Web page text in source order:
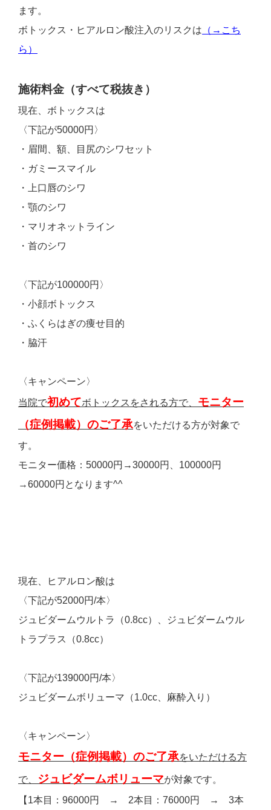
ます。
ボトックス・ヒアルロン酸注入のリスクは （→こち
ら）
施術料金（すべて税抜き）
現在、ボトックスは
〈下記が50000円〉
・眉間、額、目尻のシワセット
・ガミースマイル
・上口唇のシワ
・顎のシワ
・マリオネットライン
・首のシワ
〈下記が100000円〉
・小顔ボトックス
・ふくらはぎの痩せ目的
・脇汗
〈キャンペーン〉
当院で初めてボトックスをされる方で、 モニター
（症例掲載）のご了承をいただける方が対象で
す。
モニター価格：50000円→30000円、100000円
→60000円となります^^
現在、ヒアルロン酸は
〈下記が52000円/本〉
ジュビダームウルトラ（0.8cc）、ジュビダームウル
トラプラス（0.8cc）
〈下記が139000円/本〉
ジュビダームボリューマ（1.0cc、麻酔入り）
〈キャンペーン〉
モニター（症例掲載）のご了承をいただける方
で、 ジュビダームボリューマが対象です。
【1本目：96000円 → 2本目：76000円 → 3本